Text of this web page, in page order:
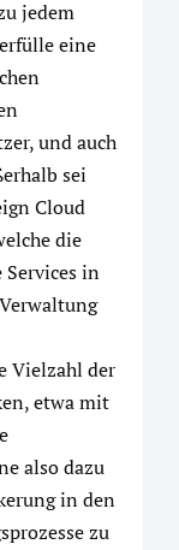
jedem
eine
und auch
sei
Cloud
die
in
Vielzahl der
etwa mit
also dazu
in den
zu